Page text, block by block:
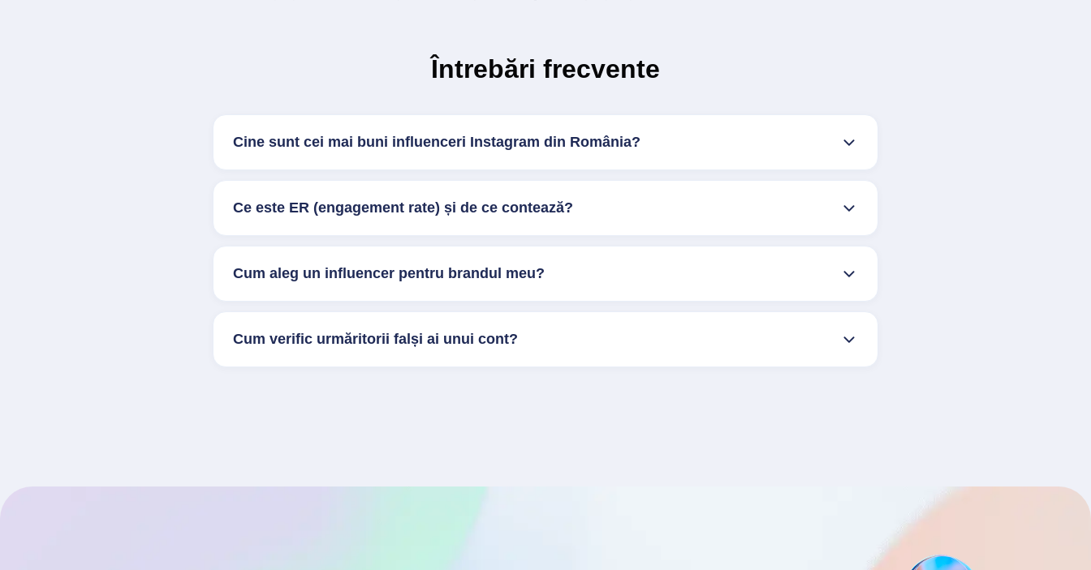
Întrebări frecvente
Cine sunt cei mai buni influenceri Instagram din România?
Ce este ER (engagement rate) și de ce contează?
Cum aleg un influencer pentru brandul meu?
Cum verific urmăritorii falși ai unui cont?